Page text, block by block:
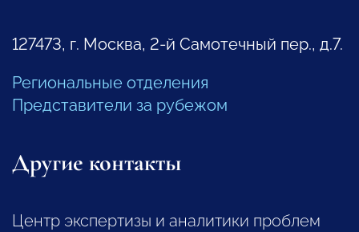
127473, г. Москва, 2-й Самотечный пер., д.7.
Региональные отделения
Представители за рубежом
Другие контакты
Центр экспертизы и аналитики проблем